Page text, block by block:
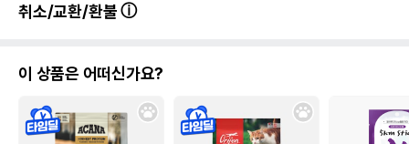
품명 및 모델명
받았음을 확인할수 있는
상세페이지 참조
제조국 또는 원산지 대만
취소/교환/환불
이 상품은 어떠신가요?